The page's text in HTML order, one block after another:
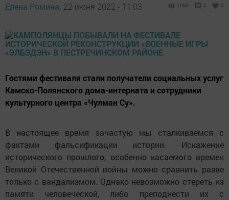
Елена Ромина, 22 июня 2022 - 11:03 1066 0 0
Гостями фестиваля стали получатели социальных услуг
Камско-Полянского дома-интерната и сотрудники
культурного центра «Чулман Су».
В настоящее время зачастую мы сталкиваемся с
фактами фальсификации истории. Искажение
исторического прошлого, особенно касаемого времен
Великой Отечественной войны можно сравнить разве
только с вандализмом. Однако невозможно стереть из
памяти человеческой, либо преподнести их с